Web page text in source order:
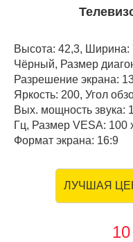
Высота: 42,3, Ширина:
Чёрный, Размер
Разрешение экрана:
Яркость: 200, Угол
Вых. мощность звука:
Гц, Размер VESA: 100
Формат экрана: 16:9
ЛУЧШАЯ